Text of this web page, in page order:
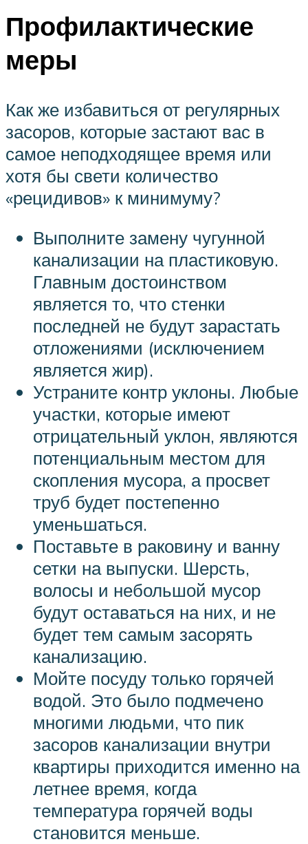
Профилактические
меры
Как же избавиться от регулярных
засоров, которые застают вас в
самое неподходящее время или
хотя бы свети количество
«рецидивов» к минимуму?
Выполните замену чугунной
канализации на пластиковую.
Главным достоинством
является то, что стенки
последней не будут зарастать
отложениями (исключением
является жир).
Устраните контр уклоны. Любые
участки, которые имеют
отрицательный уклон, являются
потенциальным местом для
скопления мусора, а просвет
труб будет постепенно
уменьшаться.
Поставьте в раковину и ванну
сетки на выпуски. Шерсть,
волосы и небольшой мусор
будут оставаться на них, и не
будет тем самым засорять
канализацию.
Мойте посуду только горячей
водой. Это было подмечено
многими людьми, что пик
засоров канализации внутри
квартиры приходится именно на
летнее время, когда
температура горячей воды
становится меньше.